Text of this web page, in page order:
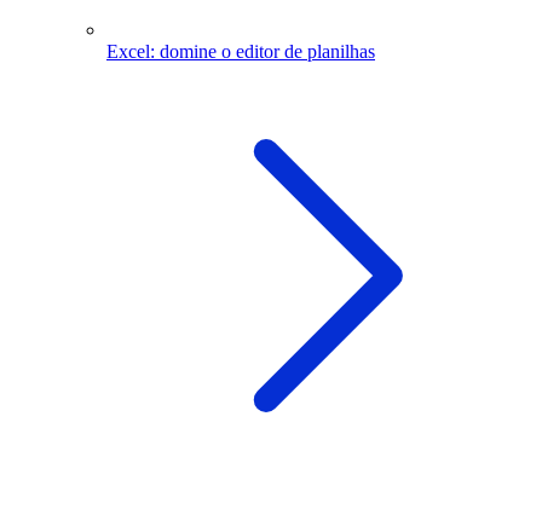
Excel: domine o editor de planilhas